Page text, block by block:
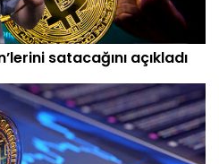
satacağını açıkladı